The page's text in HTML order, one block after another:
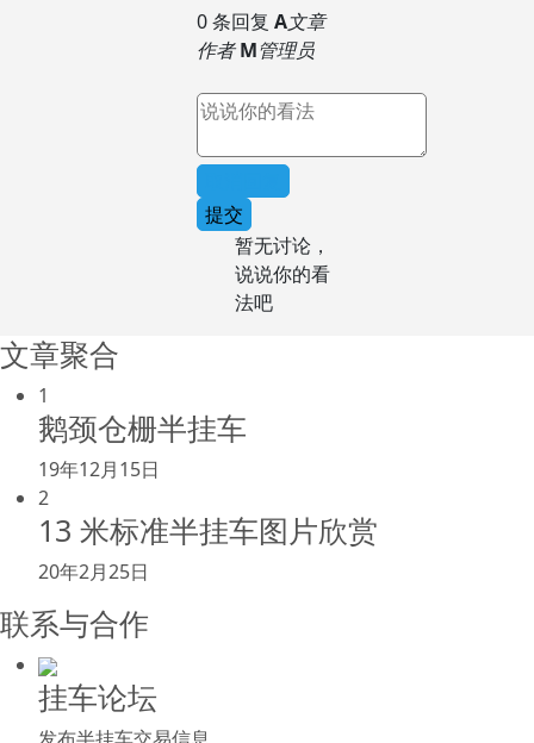
0 条回复 A文章
作者 M管理员
提交
暂无讨论，
说说你的看
法吧
文章聚合
1
鹅颈仓栅半挂车
19年12月15日
2
13 米标准半挂车图片欣赏
20年2月25日
联系与合作
挂车论坛